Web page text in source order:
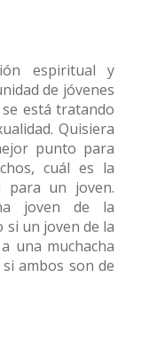
espiritual y
de jóvenes
está tratando
Quisiera
punto para
cuál es la
para un joven.
joven de la
si un joven de la
una muchacha
ambos son de